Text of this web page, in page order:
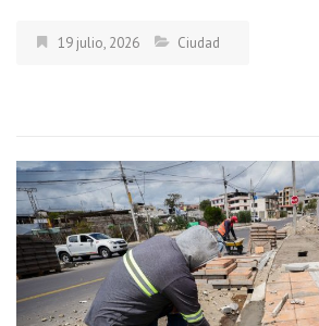
19 julio, 2026 Ciudad